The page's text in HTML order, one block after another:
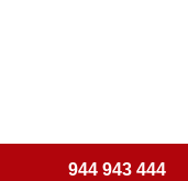
944 943 444